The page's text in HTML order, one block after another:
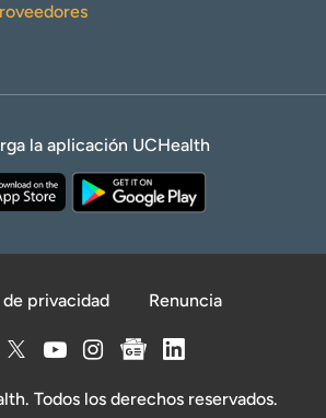
la aplicación UCHealth
privacidad Renuncia
Todos los derechos reservados.